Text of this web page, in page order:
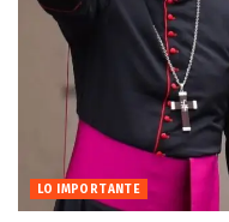
LO IMPORTANTE